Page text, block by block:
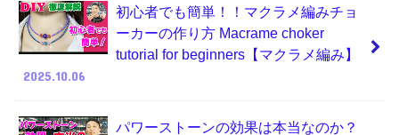
初心者でも簡単！！マクラメ編みチョ
ーカーの作り方 Macrame choker
tutorial for beginners【マクラメ編み】
2025.10.06
パワーストーンの効果は本当なのか？